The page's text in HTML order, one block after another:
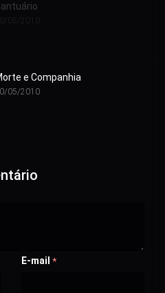
e Companhia
05/2010
E-mail *